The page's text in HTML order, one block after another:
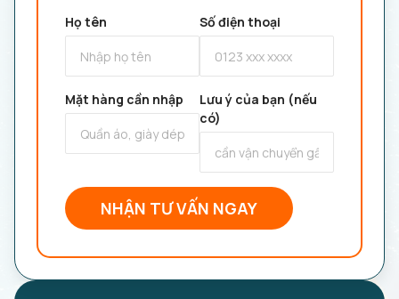
Họ tên Số điện thoại
Mặt hàng cần nhập
Lưu ý của bạn (nếu
có)
NHẬN TƯ VẤN NGAY